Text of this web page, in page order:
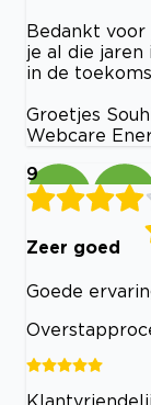
Bedankt
je al die jaren
in de
Groetjes
Webcare
9
Zeer goed
Goede